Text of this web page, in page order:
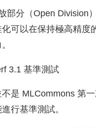
部分（Open Division
可以在保持極高精度
3.1 基準測試
是 MLCommons 第
行基準測試。